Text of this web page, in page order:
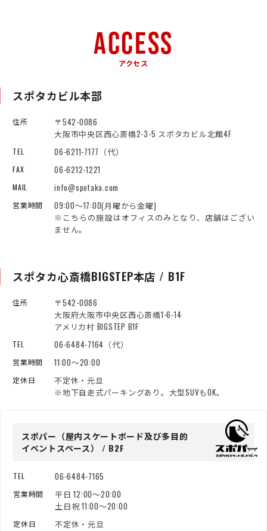
ACCESS
アクセス
スポタカビル本部
住所
〒542-0086
大阪市中央区西心斎橋2-3-5 スポタカビル北館4F
TEL 06-6211-7177（代）
FAX 06-6212-1221
MAIL info@spotaka.com
営業時間
09:00～17:00(月曜から金曜)
※こちらの施設はオフィスのみとなり、店舗はござい
ません。
スポタカ心斎橋BIGSTEP本店 / B1F
住所
〒542-0086
大阪府大阪市中央区西心斎橋1-6-14
アメリカ村 BIGSTEP B1F
TEL 06-6484-7164（代）
営業時間 11:00～20:00
定休日
不定休・元旦
※地下自走式パーキングあり。大型SUVもOK。
スポパー（屋内スケートボード及び多目的
イベントスペース） / B2F
TEL 06-6484-7165
営業時間
平日 12:00～20:00
土日祝 11:00～20:00
定休日 不定休・元旦